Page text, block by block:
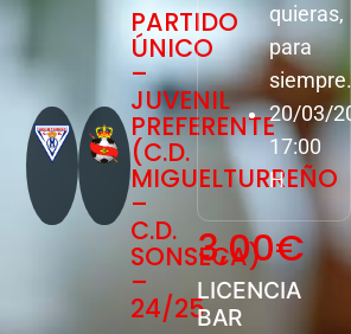
PARTIDO
ÚNICO
–
JUVENIL
PREFERENTE
(C.D.
MIGUELTURREÑO
–
C.D.
SONSECA)
–
24/25
quieras,
para
siempre.
20/03/
17:00
H
3,00€
LICENCIA
BAR